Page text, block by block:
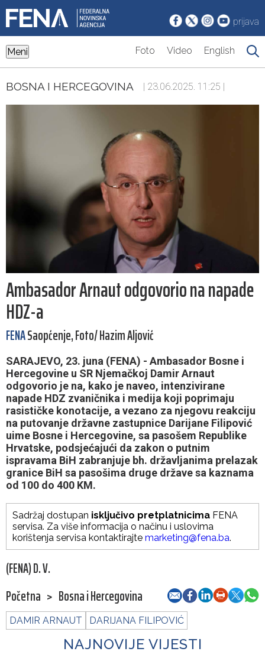
prijava
Meni Foto Video English
BOSNA I HERCEGOVINA | 23.06.2025. 11:25 |
Ambasador Arnaut odgovorio na napade
HDZ-a
FENASaopćenje, Foto/ Hazim Aljović
SARAJEVO, 23. juna (FENA) - Ambasador Bosne i
Hercegovine u SR Njemačkoj Damir Arnaut
odgovorio je na, kako je naveo, intenzivirane
napade HDZ zvaničnika i medija koji poprimaju
rasističke konotacije, a vezano za njegovu reakciju
na putovanje državne zastupnice Darijane Filipović
uime Bosne i Hercegovine, sa pasošem Republike
Hrvatske, podsjećajući da zakon o putnim
ispravama BiH zabranjuje bh. državljanima prelazak
granice BiH sa pasošima druge države sa kaznama
od 100 do 400 KM.
Sadržaj dostupan isključivo pretplatnicima FENA
servisa. Za više informacija o načinu i uslovima
korištenja servisa kontaktirajte marketing@fena.ba.
(FENA) D. V.
Početna > Bosna i Hercegovina
DAMIR ARNAUT DARIJANA FILIPOVIĆ
NAJNOVIJE VIJESTI